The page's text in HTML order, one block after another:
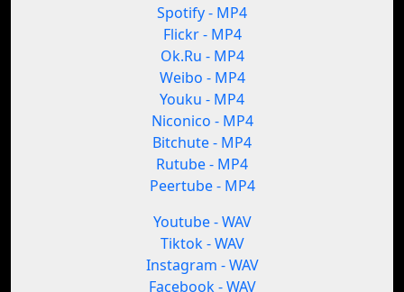
Spotify - MP4
Flickr - MP4
Ok.Ru - MP4
Weibo - MP4
Youku - MP4
Niconico - MP4
Bitchute - MP4
Rutube - MP4
Peertube - MP4
Youtube - WAV
Tiktok - WAV
Instagram - WAV
Facebook - WAV